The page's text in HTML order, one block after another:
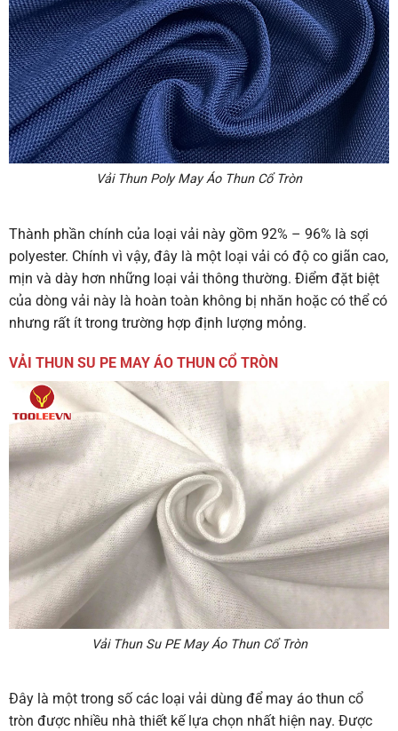
Vải Thun Poly May Áo Thun Cổ Tròn
Thành phần chính của loại vải này gồm 92% – 96% là sợi
polyester. Chính vì vậy, đây là một loại vải có độ co giãn cao,
mịn và dày hơn những loại vải thông thường. Điểm đặt biệt
của dòng vải này là hoàn toàn không bị nhăn hoặc có thể có
nhưng rất ít trong trường hợp định lượng mỏng.
VẢI THUN SU PE MAY ÁO THUN CỔ TRÒN
Vải Thun Su PE May Áo Thun Cổ Tròn
Đây là một trong số các loại vải dùng để may áo thun cổ
tròn được nhiều nhà thiết kế lựa chọn nhất hiện nay. Được